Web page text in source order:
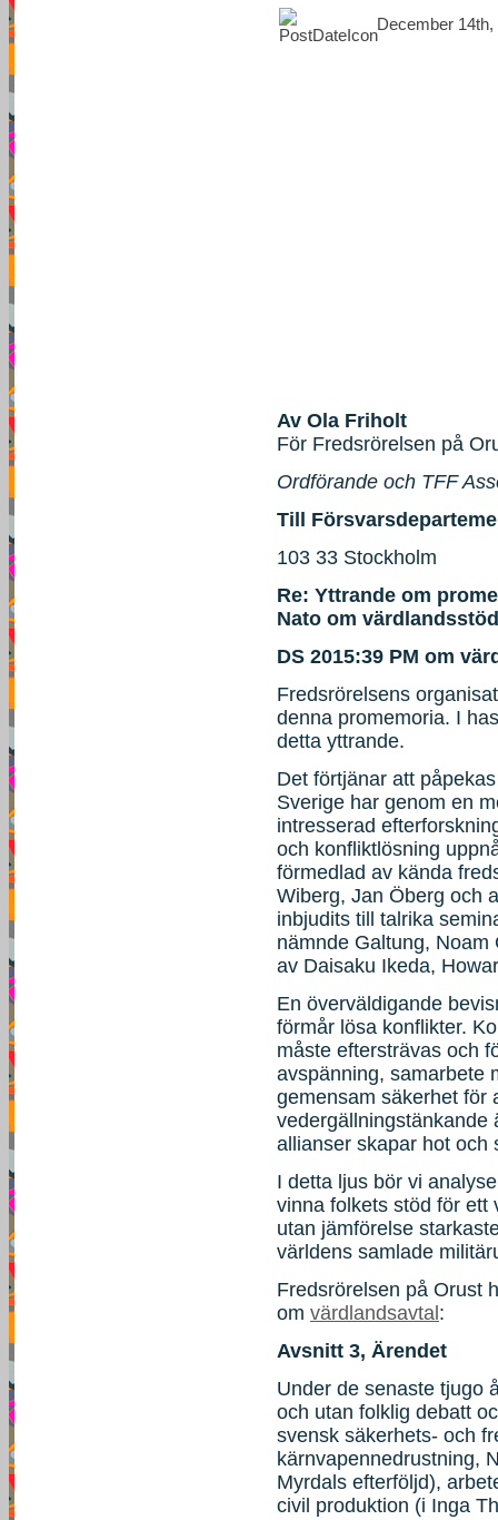
December
Av Ola Friholt
För Fredsrörelsen på
Ordförande och TFF
Till
103 33 Stockholm
Re: Yttrande om
Nato om
DS 2015:39 PM om
Fredsrörelsens
denna promemoria. I
detta yttrande.
Det förtjänar att
Sverige har genom en
intresserad
och konfliktlösning
förmedlad av kända
Wiberg, Jan Öberg och
inbjudits till talrika
nämnde Galtung, Noam
av Daisaku Ikeda,
En överväldigande
förmår lösa konflikter.
måste eftersträvas och
avspänning, samarbete
gemensam säkerhet för
vedergällningstänkande
allianser skapar hot och
I detta ljus bör vi
vinna folkets stöd för ett
utan jämförelse
världens samlade
Fredsrörelsen på Orust
om värdlandsavtal:
Avsnitt 3, Ärendet
Under de senaste tjugo
och utan folklig debatt
svensk säkerhets- och
kärnvapennedrustning,
Myrdals efterföljd),
civil produktion (i Inga